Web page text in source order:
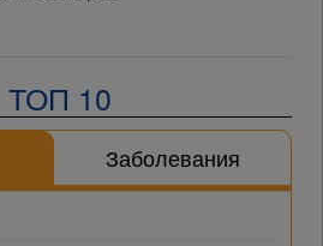
ТОП 10
Заболевания